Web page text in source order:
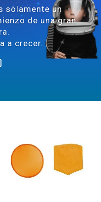
solamente un
de una gran
a crecer.